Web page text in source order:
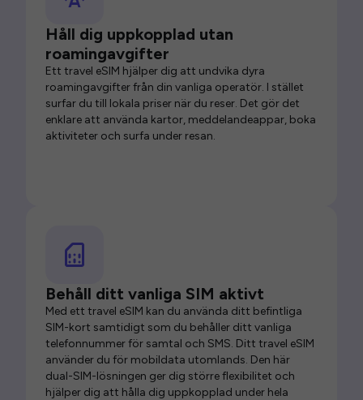
Håll dig uppkopplad utan
roamingavgifter
Ett travel eSIM hjälper dig att undvika dyra
roamingavgifter från din vanliga operatör. I stället
surfar du till lokala priser när du reser. Det gör det
enklare att använda kartor, meddelandeappar, boka
aktiviteter och surfa under resan.
Behåll ditt vanliga SIM aktivt
Med ett travel eSIM kan du använda ditt befintliga
SIM-kort samtidigt som du behåller ditt vanliga
telefonnummer för samtal och SMS. Ditt travel eSIM
använder du för mobildata utomlands. Den här
dual-SIM-lösningen ger dig större flexibilitet och
hjälper dig att hålla dig uppkopplad under hela